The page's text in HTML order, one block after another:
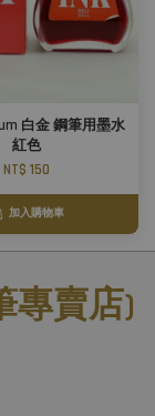
白金 鋼筆用墨水
紅色
NT$ 150
加入購物車
專賣店)